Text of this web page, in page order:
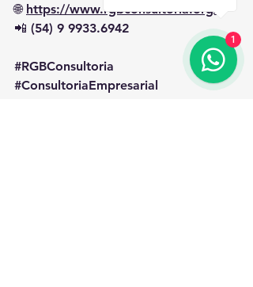
🌐 https://www.rgbconsultoria.org/
📲 (54) 9 9933.6942
#RGBConsultoria
#ConsultoriaEmpresarial
1